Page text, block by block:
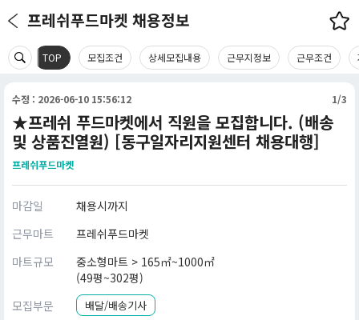
프레쉬푸드마켓 채용정보
TOP 모집조건 상세모집내용 근무지정보 근무조건
수정 : 2026-06-10 15:56:12 1/3
★프레쉬 푸드마켓에서 직원을 모집합니다. (배송
및 상품진열원) [동구일자리지원센터 채용대행]
프레쉬푸드마켓
마감일
채용시까지
근무마트
프레쉬푸드마켓
마트규모
중소형마트 > 165㎡~1000㎡
(49평~302평)
모집부문
배달/배송기사